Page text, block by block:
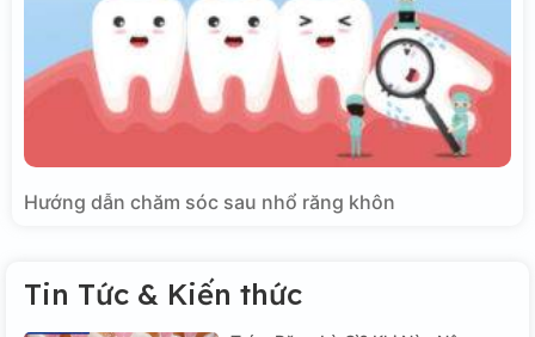
Hướng dẫn chăm sóc sau nhổ răng khôn
Tin Tức & Kiến thức